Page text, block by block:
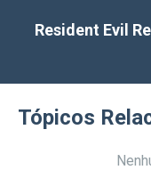
Resident Evil
Tópicos